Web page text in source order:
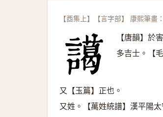
【酉集上】【言字部】 康熙筆畫
【唐韻】於
多吉士。【
又【玉篇】正也。
又姓。【萬姓統譜】漢平陽